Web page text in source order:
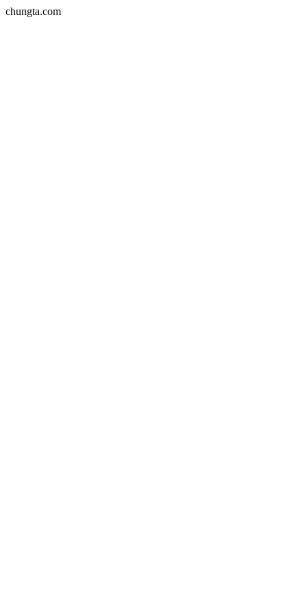
chungta.com